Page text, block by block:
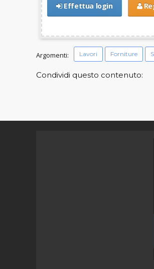
Effettua login
Argomenti: Lavori Forniture
Condividi questo contenuto: